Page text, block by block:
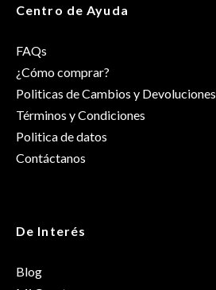
Centro de Ayuda
FAQs
¿Cómo comprar?
Politicas de Cambios y Devoluciones
Términos y Condiciones
Politica de datos
Contáctanos
De Interés
Blog